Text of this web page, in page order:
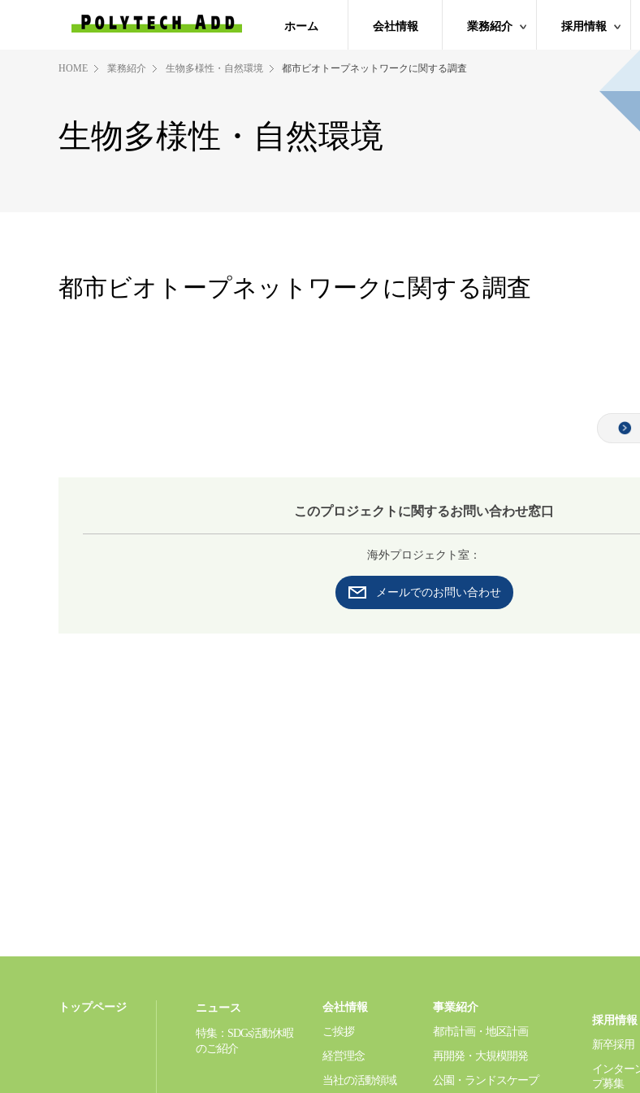
ホーム 会社情報 業務紹介 採用情報
HOME 業務紹介 生物多様性・自然環境 都市ビオトープネットワークに関する調査
生物多様性・自然環境
都市ビオトープネットワークに関する調査
このプロジェクトに関するお問い合わせ窓口
海外プロジェクト室：
メールでのお問い合わせ
トップページ ニュース
特集：SDGs活動休暇
のご紹介
会社情報
ご挨拶
経営理念
当社の活動領域
事業紹介
都市計画・地区計画
再開発・大規模開発
公園・ランドスケープ
採用情報
新卒採用
インター
プ募集